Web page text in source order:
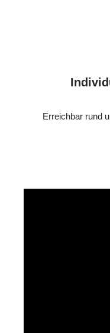
Erreichbar rund